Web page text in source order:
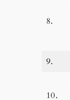
8.
9.
10.